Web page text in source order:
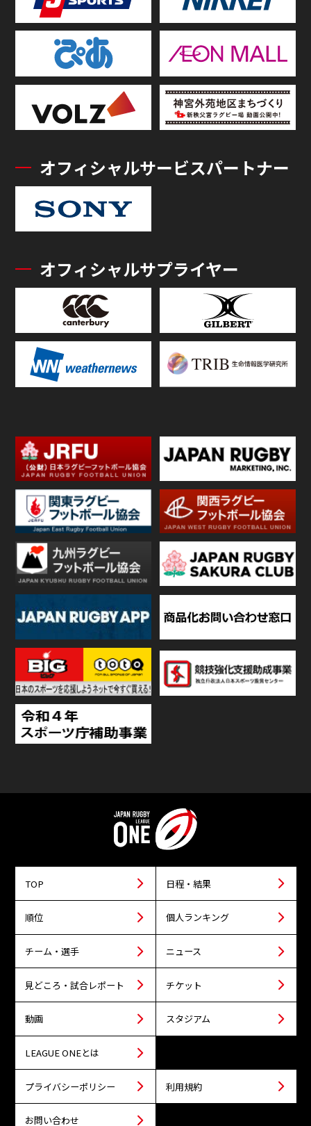
オフィシャルサービスパートナー
オフィシャルサプライヤー
TOP 日程・結果
順位 個人ランキング
チーム・選手 ニュース
見どころ・試合レポート チケット
動画 スタジアム
LEAGUE ONEとは
プライバシーポリシー 利用規約
お問い合わせ